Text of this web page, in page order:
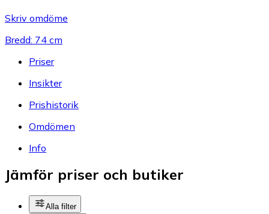
Skriv omdöme
Bredd: 74 cm
Priser
Insikter
Prishistorik
Omdömen
Info
Jämför priser och butiker
Alla filter